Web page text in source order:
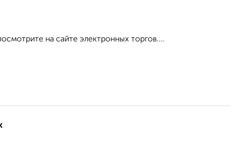
на сайте электронных торгов....